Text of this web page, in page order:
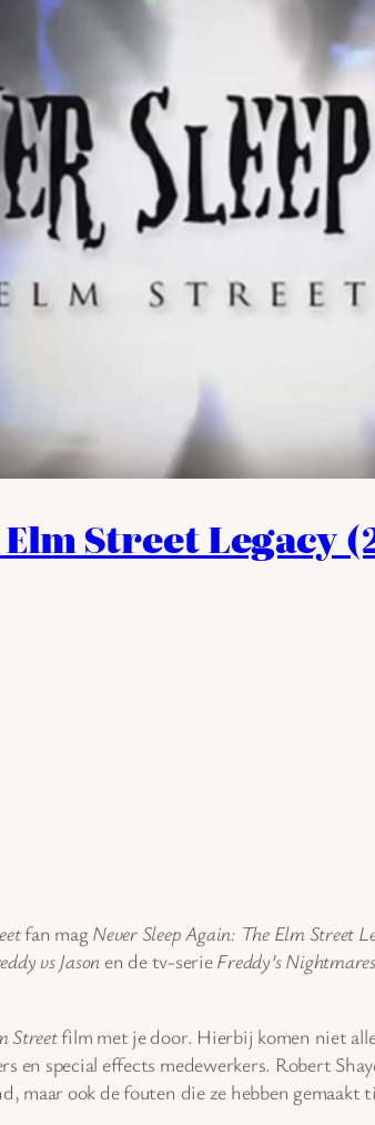
Street Legacy
fan mag Never Sleep Again: The Elm Street
vs Jason en de tv-serieFreddy’s Nightmares
Streetfilm met je door. Hierbij komen niet
en special effects medewerkers. Robert
maar ook de fouten die ze hebben gemaakt